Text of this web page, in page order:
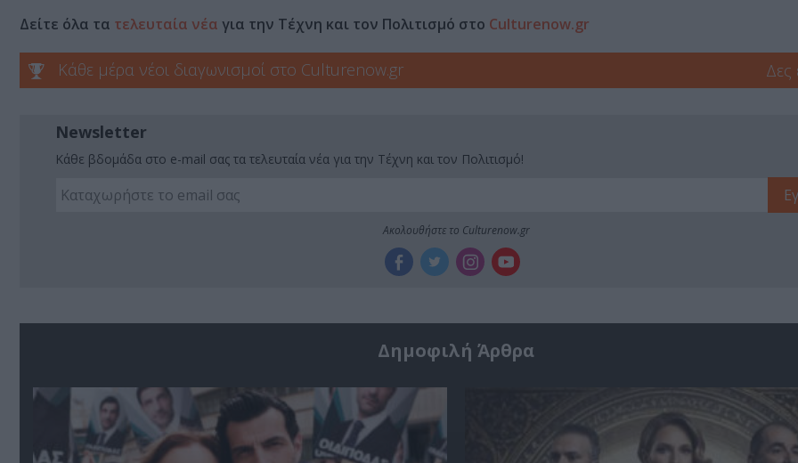
Δείτε όλα τα τελευταία νέα για την Τέχνη και τον Πολιτισμό στο Culturenow.gr
Κάθε μέρα νέοι διαγωνισμοί στο Culturenow.gr Δες
Newsletter
Κάθε βδομάδα στο e-mail σας τα τελευταία νέα για την Τέχνη και τον Πολιτισμό!
Ακολουθήστε το Culturenow.gr
Δημοφιλή Άρθρα